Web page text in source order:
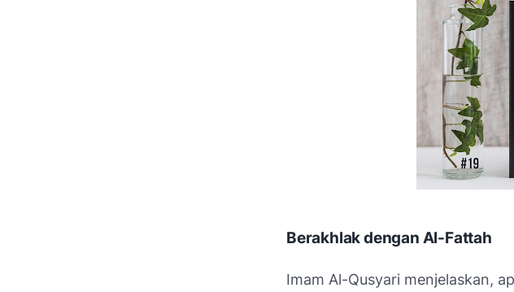
Berakhlak dengan Al-Fattah
Imam Al-Qusyari menjelaskan,